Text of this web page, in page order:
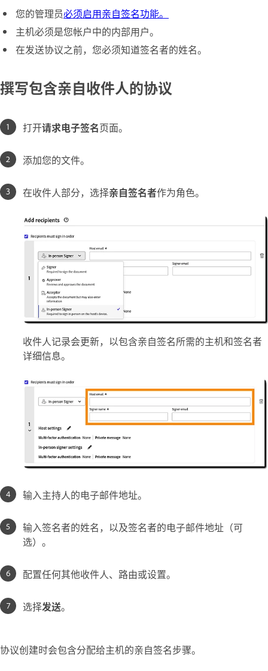
您的管理员必须启用亲自签名功能。
主机必须是您帐户中的内部用户。
在发送协议之前，您必须知道签名者的姓名。
撰写包含亲自收件人的协议
打开请求电子签名页面。
添加您的文件。
在收件人部分，选择亲自签名者作为角色。
收件人记录会更新，以包含亲自签名所需的主机和签名者
详细信息。
输入主持人的电子邮件地址。
输入签名者的姓名，以及签名者的电子邮件地址（可
选）。
配置任何其他收件人、路由或设置。
选择发送。
协议创建时会包含分配给主机的亲自签名步骤。